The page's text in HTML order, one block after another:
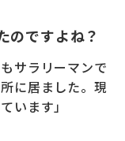
のですよね？
サラリーマンで
に居ました。現
います」